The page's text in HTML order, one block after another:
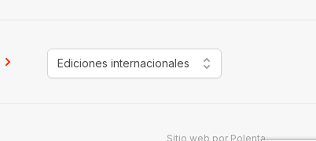
Ediciones internacionales
Sitio web por Polenta